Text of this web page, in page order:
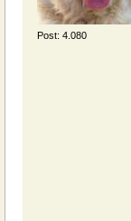
Post: 4.080